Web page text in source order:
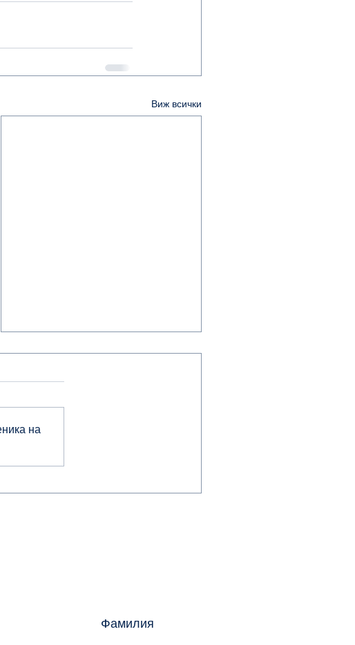
Виж всички
150 от гибелта на
на
Фамилия